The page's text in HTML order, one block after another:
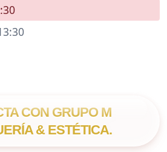
CON GRUPO M
& ESTÉTICA.